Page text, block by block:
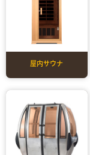
屋内サウナ